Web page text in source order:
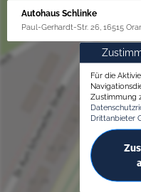
Autohaus Schlinke
Paul-Gerhardt-Str. 26, 16515
Für die
Zustimmung
Drittanbieter